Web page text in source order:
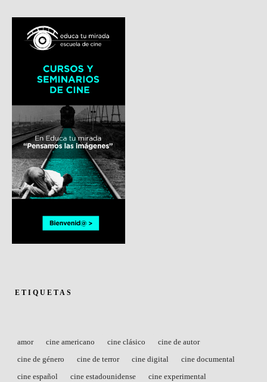
ETIQUETAS
amor cine americano cine clásico
cine de autor
cine de género
cine de terror cine digital
cine documental
cine español
cine estadounidense
cine experimental